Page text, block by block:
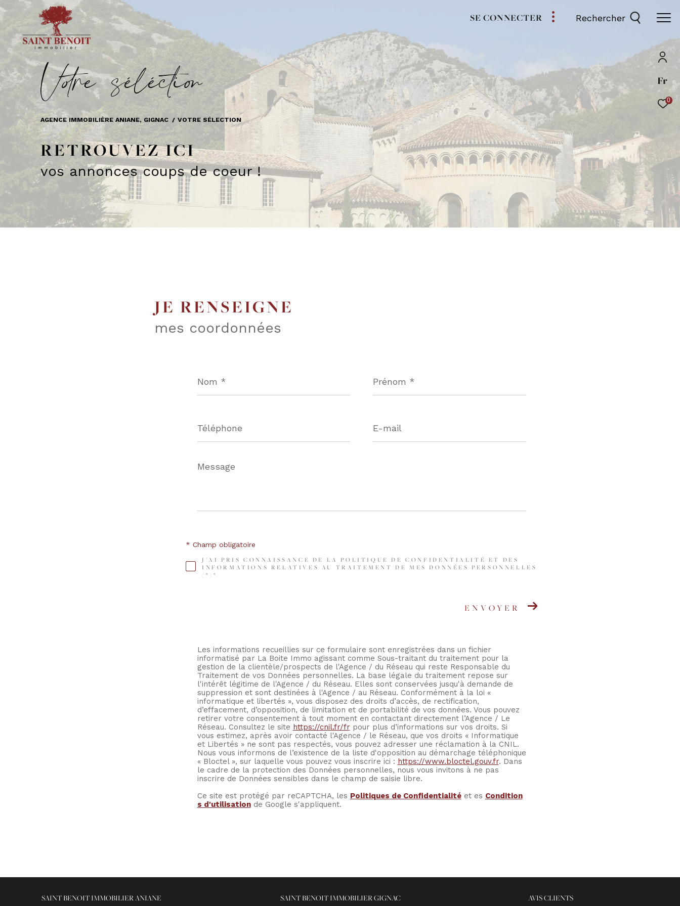
Fr
0
SE CONNECTER Rechercher
Vore séléctio
AGENCE IMMOBILIÈRE ANIANE, GIGNAC VOTRE SÉLECTION
RETROUVEZ ICI
vos annonces coups de coeur !
JE RENSEIGNE
mes coordonnées
*
*
mail
Message
*
J'AI PRIS CONNAISSANCE DE LA POLITIQUE DE CONFIDENTIALITÉ ET DES
INFORMATIONS RELATIVES AU TRAITEMENT DE MES DONNÉES PERSONNELLES
(*)*
* Champ obligatoire
ENVOYER
Les informations recueillies sur ce formulaire sont enregistrées dans un fichier
informatisé par La Boite Immo agissant comme Sous-traitant du traitement pour la
gestion de la clientèle/prospects de l'Agence / du Réseau qui reste Responsable du
Traitement de vos Données personnelles. La base légale du traitement repose sur
l'intérêt légitime de l'Agence / du Réseau. Elles sont conservées jusqu'à demande de
suppression et sont destinées à l'Agence / au Réseau. Conformément à la loi «
informatique et libertés », vous disposez des droits d’accès, de rectification,
d’effacement, d’opposition, de limitation et de portabilité de vos données. Vous pouvez
retirer votre consentement à tout moment en contactant directement l’Agence / Le
Réseau. Consultez le site https://cnil.fr/fr pour plus d’informations sur vos droits. Si
vous estimez, après avoir contacté l'Agence / le Réseau, que vos droits « Informatique
et Libertés » ne sont pas respectés, vous pouvez adresser une réclamation à la CNIL.
Nous vous informons de l’existence de la liste d'opposition au démarchage téléphonique
« Bloctel », sur laquelle vous pouvez vous inscrire ici : https://www.bloctel.gouv.fr. Dans
le cadre de la protection des Données personnelles, nous vous invitons à ne pas
inscrire de Données sensibles dans le champ de saisie libre.
Ce site est protégé par reCAPTCHA, les Politiques de Confidentialitéet es Condition
s d'utilisationde Google s'appliquent.
SAINT BENOIT IMMOBILIER ANIANE SAINT BENOIT IMMOBILIER GIGNAC AVIS CLIENTS